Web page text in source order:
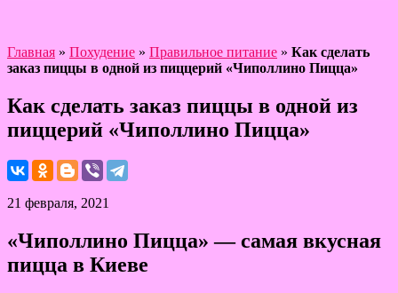
Главная » Похудение » Правильное питание » Как сделать
заказ пиццы в одной из пиццерий «Чиполлино Пицца»
Как сделать заказ пиццы в одной из
пиццерий «Чиполлино Пицца»
21 февраля, 2021
«Чиполлино Пицца» — самая вкусная
пицца в Киеве